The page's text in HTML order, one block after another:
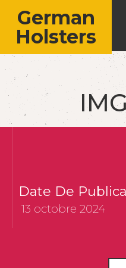
German
Holsters
Date De
13 octobre 2024